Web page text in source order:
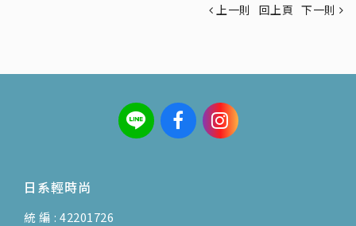
上一則 回上頁 下一則
日系輕時尚
統 編 : 42201726